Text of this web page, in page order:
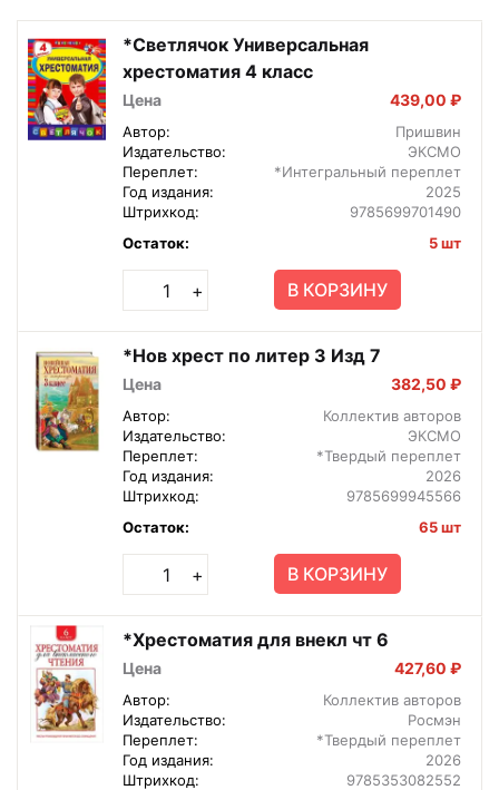
*Светлячок Универсальная
хрестоматия 4 класс
Цена 439,00 ₽
Автор:
Пришвин
Издательство:
ЭКСМО
Переплет:
*Интегральный переплет
Год издания:
2025
Штрихкод:
9785699701490
Остаток:
5 шт
+ В КОРЗИНУ
*Нов хрест по литер 3 Изд 7
Цена 382,50 ₽
Автор:
Коллектив авторов
Издательство:
ЭКСМО
Переплет:
*Твердый переплет
Год издания:
2026
Штрихкод:
9785699945566
Остаток:
65 шт
+ В КОРЗИНУ
*Хрестоматия для внекл чт 6
Цена 427,60 ₽
Автор:
Коллектив авторов
Издательство:
Росмэн
Переплет:
*Твердый переплет
Год издания:
2026
Штрихкод:
9785353082552